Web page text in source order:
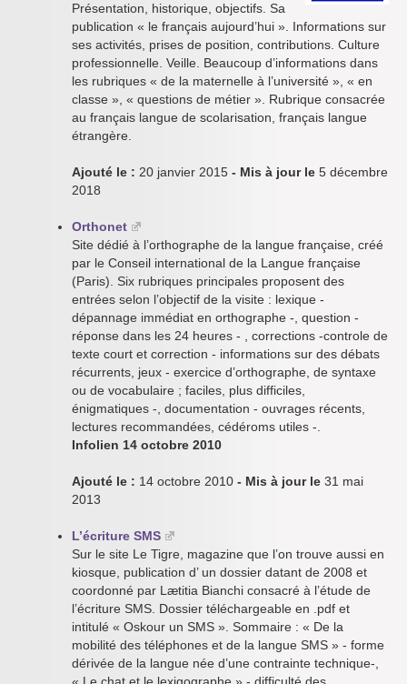
Présentation, historique, objectifs. Sa
publication « le français aujourd’hui ». Informations sur
ses activités, prises de position, contributions. Culture
professionnelle. Veille. Beaucoup d’informations dans
les rubriques « de la maternelle à l’université », « en
classe », « questions de métier ». Rubrique consacrée
au français langue de scolarisation, français langue
étrangère.
Ajouté le : 20 janvier 2015 - Mis à jour le 5 décembre
2018
Orthonet
Site dédié à l’orthographe de la langue française, créé
par le Conseil international de la Langue française
(Paris). Six rubriques principales proposent des
entrées selon l’objectif de la visite : lexique -
dépannage immédiat en orthographe -, question -
réponse dans les 24 heures - , corrections -controle de
texte court et correction - informations sur des débats
récurrents, jeux - exercice d’orthographe, de syntaxe
ou de vocabulaire ; faciles, plus difficiles,
énigmatiques -, documentation - ouvrages récents,
lectures recommandées, cédéroms utiles -.
Infolien 14 octobre 2010
Ajouté le : 14 octobre 2010 - Mis à jour le 31 mai
2013
L’écriture SMS
Sur le site Le Tigre, magazine que l’on trouve aussi en
kiosque, publication d’ un dossier datant de 2008 et
coordonné par Lætitia Bianchi consacré à l’étude de
l’écriture SMS. Dossier téléchargeable en .pdf et
intitulé « Oskour un SMS ». Sommaire : « De la
mobilité des téléphones et de la langue SMS » - forme
dérivée de la langue née d’une contrainte technique-,